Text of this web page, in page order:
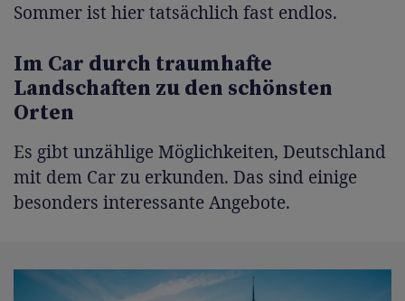
Sommer ist hier tatsächlich fast endlos.
Im Car durch traumhafte
Landschaften zu den schönsten
Orten
Es gibt unzählige Möglichkeiten, Deutschland
mit dem Car zu erkunden. Das sind einige
besonders interessante Angebote.